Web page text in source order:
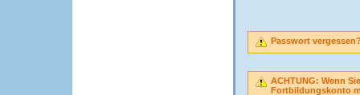
Passwort
ACHTUNG: Wenn
Fortbildungskonto